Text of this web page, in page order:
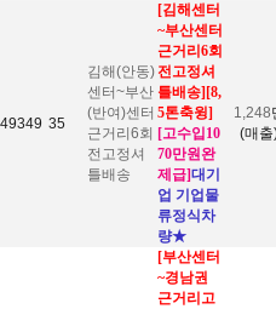
49349 35
김해(안동)
센터~부산
(반여)센터
근거리6회
전고정셔
틀배송
[김해센터
~부산센터
근거리6회
전고정셔
틀배송][8,
5톤축윙]
[고수입10
70만원완
제급]대기
업 기업물
류정식차
량★
1,248
(매출
[부산센터
~경남권
근거리고